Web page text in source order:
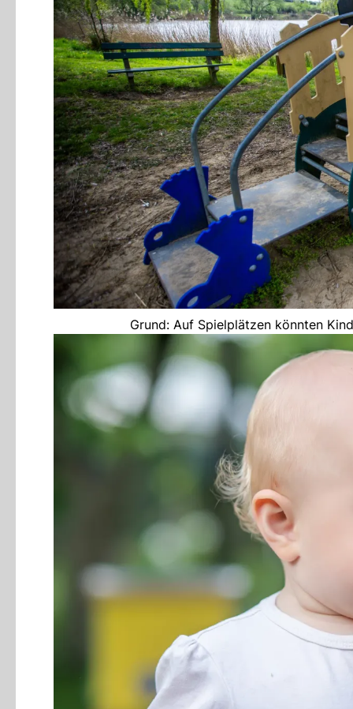
Grund: Auf Spielplätzen könnten